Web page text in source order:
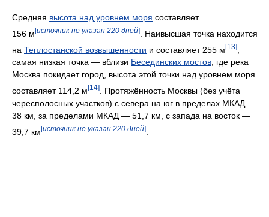
Средняя высота над уровнем моря составляет
156 м[источник не указан 220 дней]
. Наивысшая точка находится
на Теплостанской возвышенности и составляет 255 м[13]
самая низкая точка — вблизи Бесединских мостов, где река
Москва покидает город, высота этой точки над уровнем моря
составляет 114,2 м [14]
. Протяжённость Москвы (без учёта
чересполосных участков) с севера на юг в пределах МКАД —
38 км, за пределами МКАД — 51,7 км, с запада на восток —
39,7 км[источник не указан 220 дней]